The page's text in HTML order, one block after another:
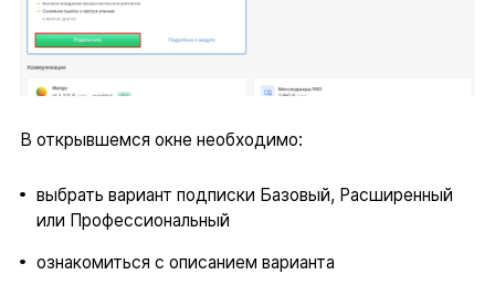
В открывшемся окне необходимо:
выбрать вариант подписки Базовый, Расширенный
или Профессиональный
ознакомиться с описанием варианта